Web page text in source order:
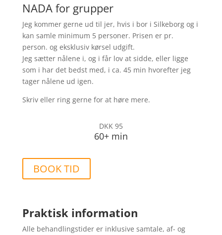
NADA for grupper
Jeg kommer gerne ud til jer, hvis i bor i Silkeborg og i
kan samle minimum 5 personer. Prisen er pr.
person. og eksklusiv kørsel udgift.
Jeg sætter nålene i, og i får lov at sidde, eller ligge
som i har det bedst med, i ca. 45 min hvorefter jeg
tager nålene ud igen.
Skriv eller ring gerne for at høre mere.
DKK 95
60+ min
BOOK TID
Praktisk information
Alle behandlingstider er inklusive samtale, af- og